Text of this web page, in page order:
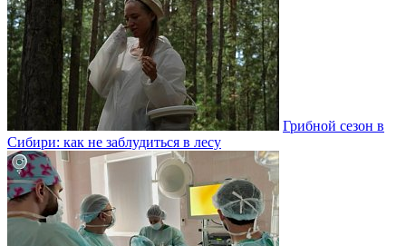
Грибной сезон в
Сибири: как не заблудиться в лесу